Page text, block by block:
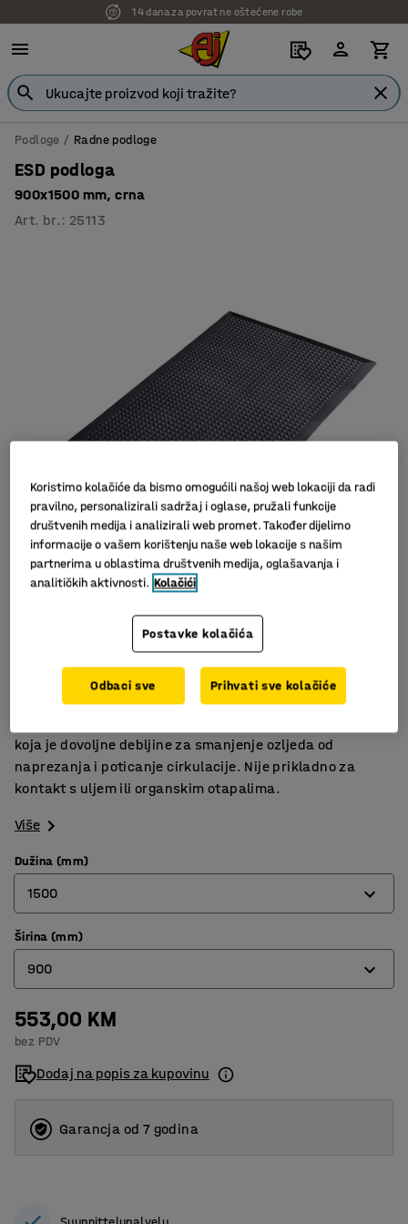
14 dana za povrat ne oštećene robe
Podloge Radne podloge
ESD podloga
900x1500 mm, crna
Art. br. : 25113
Izvrsno za ESD radna okruženja
Uzorak mjehurića pruža maksimalno rasterećenje
Raspršuje statički elektricitet
koja je dovoljne debljine za smanjenje ozljeda od
naprezanja i poticanje cirkulacije. Nije prikladno za
kontakt s uljem ili organskim otapalima.
Više
Dužina (mm)
1500
900
1500
Širina (mm)
900
600
900
553,00 KM
bez PDV
Dodaj na popis za kupovinu
Garancja od 7 godina
Koristimo kolačiće da bismo omogućili našoj web lokaciji da radi
pravilno, personalizirali sadržaj i oglase, pružali funkcije
društvenih medija i analizirali web promet. Također dijelimo
informacije o vašem korištenju naše web lokacije s našim
partnerima u oblastima društvenih medija, oglašavanja i
analitičkih aktivnosti. Kolačići
Postavke kolačića
Odbaci sve Prihvati sve kolačiće